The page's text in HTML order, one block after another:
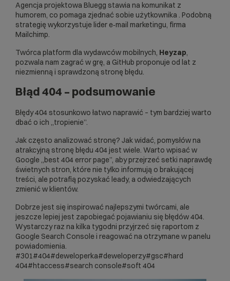
Agencja projektowa Bluegg stawia na komunikat z
humorem, co pomaga zjednać sobie użytkownika . Podobną
strategię wykorzystuje lider e‑mail marketingu, firma
Mailchimp.
Twórca platform dla wydawców mobilnych, Heyzap,
pozwala nam zagrać w grę, a GitHub proponuje od lat z
niezmienną i sprawdzoną stronę błędu.
Błąd 404 – podsumowanie
Błędy 404 stosunkowo łatwo naprawić – tym bardziej warto
dbać o ich „tropienie”.
Jak często analizować stronę? Jak widać, pomysłów na
atrakcyjną stronę błędu 404 jest wiele. Warto wpisać w
Google „best 404 error page”, aby przejrzeć setki naprawdę
świetnych stron, które nie tylko informują o brakującej
treści, ale potrafią pozyskać leady, a odwiedzających
zmienić w klientów.
Dobrze jest się inspirować najlepszymi twórcami, ale
jeszcze lepiej jest zapobiegać pojawianiu się błędów 404.
Wystarczy raz na kilka tygodni przyjrzeć się raportom z
Google Search Console i reagować na otrzymane w panelu
powiadomienia.
#301#404#deweloperka#deweloperzy#gsc#hard
404#htaccess#search console#soft 404